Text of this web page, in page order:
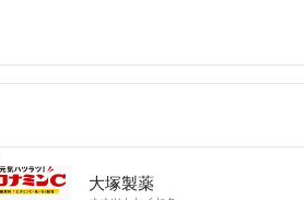
大塚製薬